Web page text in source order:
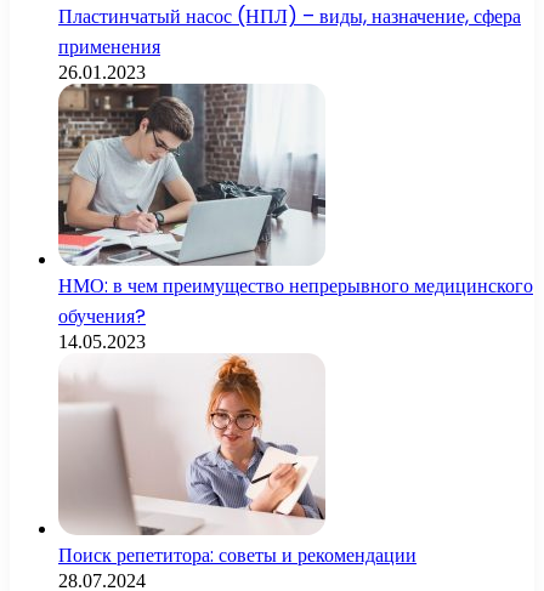
Пластинчатый насос (НПЛ) – виды, назначение, сфера
применения
26.01.2023
НМО: в чем преимущество непрерывного медицинского
обучения?
14.05.2023
Поиск репетитора: советы и рекомендации
28.07.2024